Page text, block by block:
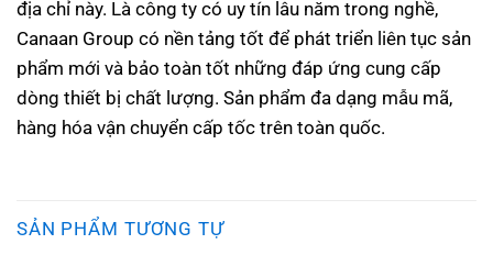
địa chỉ này. Là công ty có uy tín lâu năm trong nghề,
Canaan Group có nền tảng tốt để phát triển liên tục sản
phẩm mới và bảo toàn tốt những đáp ứng cung cấp
dòng thiết bị chất lượng. Sản phẩm đa dạng mẫu mã,
hàng hóa vận chuyển cấp tốc trên toàn quốc.
SẢN PHẨM TƯƠNG TỰ